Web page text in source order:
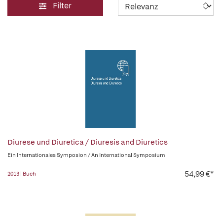
Filter
Diurese und Diuretica / Diuresis and Diuretics
Ein Internationales Symposion / An International Symposium
2013 | Buch 54,99 €*